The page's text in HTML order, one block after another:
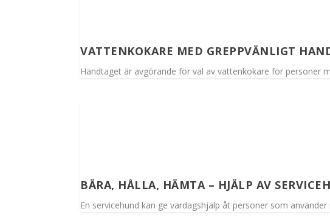
VATTENKOKARE MED GREPPVÄNLIGT
Handtaget är avgörande för val av vattenkokare för personer
BÄRA, HÅLLA, HÄMTA – HJÄLP AV
En servicehund kan ge vardagshjälp åt personer som